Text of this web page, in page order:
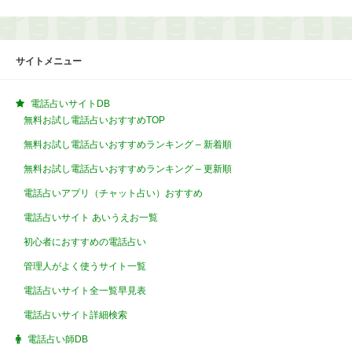
サイトメニュー
電話占いサイトDB
無料お試し電話占いおすすめTOP
無料お試し電話占いおすすめランキング – 新着順
無料お試し電話占いおすすめランキング – 更新順
電話占いアプリ（チャット占い）おすすめ
電話占いサイト あいうえお一覧
初心者におすすめの電話占い
管理人がよく使うサイト一覧
電話占いサイト全一覧早見表
電話占いサイト詳細検索
電話占い師DB